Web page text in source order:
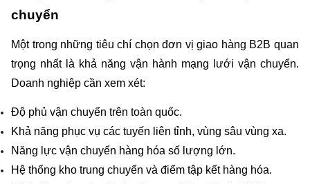
chuyển
Một trong những tiêu chí chọn đơn vị giao hàng B2B quan
trọng nhất là khả năng vận hành mạng lưới vận chuyển.
Doanh nghiệp cần xem xét:
Độ phủ vận chuyển trên toàn quốc.
Khả năng phục vụ các tuyến liên tỉnh, vùng sâu vùng xa.
Năng lực vận chuyển hàng hóa số lượng lớn.
Hệ thống kho trung chuyển và điểm tập kết hàng hóa.